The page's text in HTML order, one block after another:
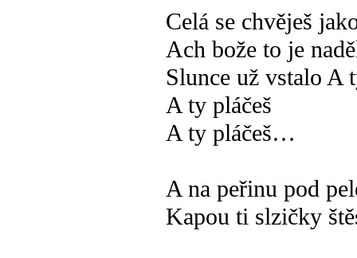
Celá se chvěješ
Ach bože to je
Slunce už vstalo A
A ty pláčeš
A ty pláčeš…
A na peřinu pod
Kapou ti slzičky